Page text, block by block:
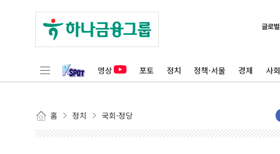
영상 포토 정치 정책·서울 경제 사회
홈 정치 국회·정당